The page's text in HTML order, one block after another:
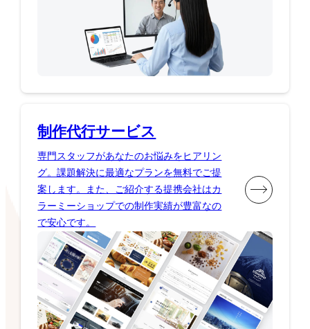
制作代行サービス
専門スタッフがあなたのお悩みをヒアリン
グ。課題解決に最適なプランを無料でご提
案します。また、ご紹介する提携会社はカ
ラーミーショップでの制作実績が豊富なの
で安心です。